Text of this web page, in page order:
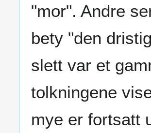
"mor". Andre
bety "den
slett var et
tolkningene
mye er fortsatt